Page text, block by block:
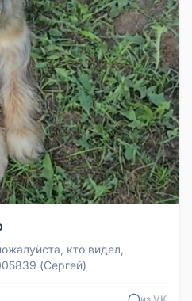
кто видел,
(Сергей)